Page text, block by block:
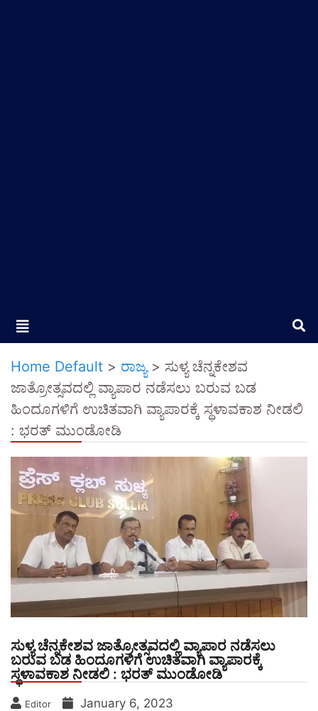
Home Default > ರಾಜ್ಯ> ಸುಳ್ಯ ಚೆನ್ನಕೇಶವ
ಜಾತ್ರೋತ್ಸವದಲ್ಲಿ ವ್ಯಾಪಾರ ನಡೆಸಲು ಬರುವ ಬಡ
ಹಿಂದೂಗಳಿಗೆ ಉಚಿತವಾಗಿ ವ್ಯಾಪಾರಕ್ಕೆ ಸ್ಥಳಾವಕಾಶ ನೀಡಲಿ
: ಭರತ್ ಮುಂಡೋಡಿ
ಸುಳ್ಯ ಚೆನ್ನಕೇಶವ ಜಾತ್ರೋತ್ಸವದಲ್ಲಿ ವ್ಯಾಪಾರ ನಡೆಸಲು
ಬರುವ ಬಡ ಹಿಂದೂಗಳಿಗೆ ಉಚಿತವಾಗಿ ವ್ಯಾಪಾರಕ್ಕೆ
ಸ್ಥಳಾವಕಾಶ ನೀಡಲಿ : ಭರತ್ ಮುಂಡೋಡಿ
Editor January 6, 2023